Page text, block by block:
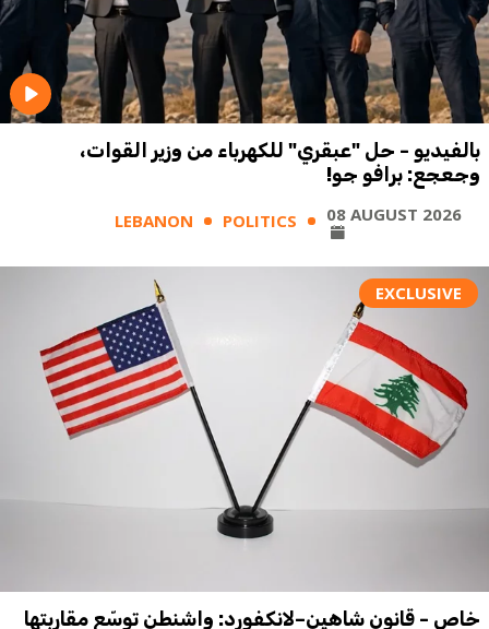
بالفيديو - حل "عبقري" للكهرباء من وزير القوات،
وجعجع: برافو جو!
LEBANON POLITICS 08 AUGUST 2026
EXCLUSIVE
خاص - قانون شاهين–لانكفورد: واشنطن توسّع مقاربتها